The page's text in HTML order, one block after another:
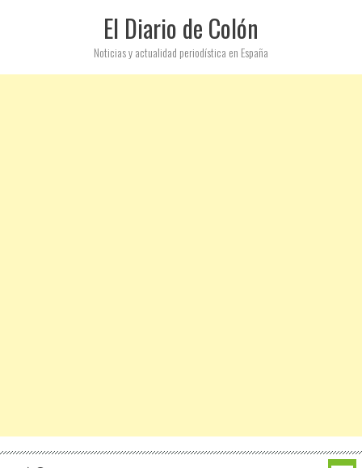
El Diario de Colón
Noticias y actualidad periodística en España